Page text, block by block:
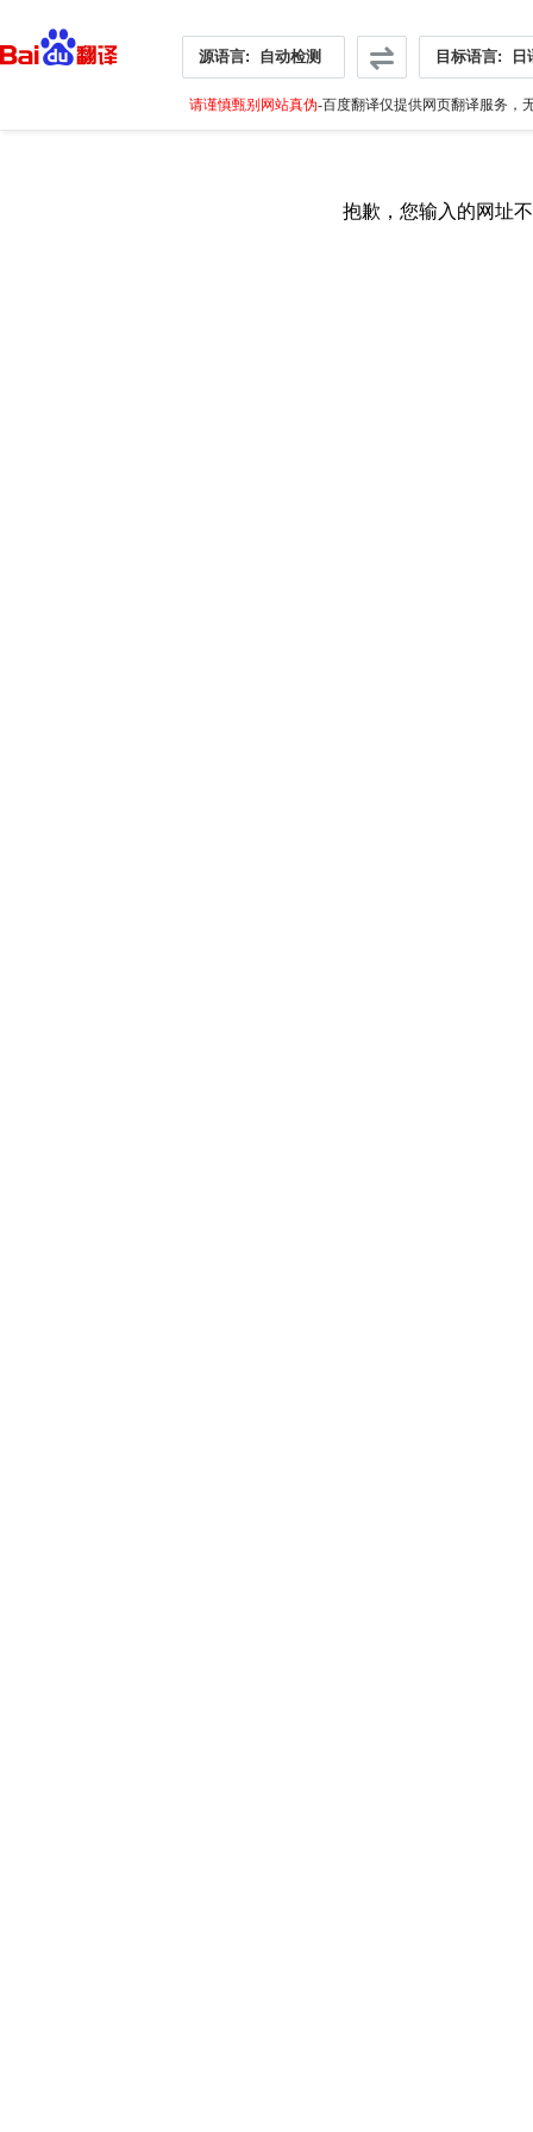
源语言: 自动检测 目标语言: 日
请谨慎甄别网站真伪-百度翻译仅提供网页翻译服务，